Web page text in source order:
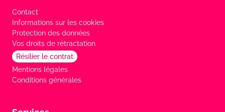
Contact
Informations sur les cookies
Protection des données
Vos droits de rétractation
Résilier le contrat
Mentions légales
Conditions générales